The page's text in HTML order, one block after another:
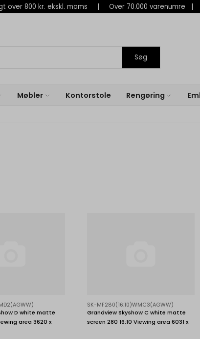
over 800 kr. ekskl. moms | Over 70.000 varenumre |
Søg
Møbler Kontorstole Rengøring
D white matte
area 3620 x
SK-MF280(16:10)WMC3(AGWW)
Grandview Skyshow C white matte
screen 280 16:10 Viewing area 6031 x